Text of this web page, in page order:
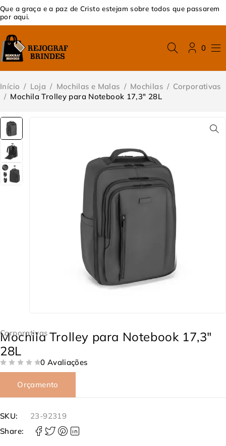
Que a graça e a paz de Cristo estejam sobre todos que passarem
por aqui.
0
Início / Loja / Mochilas e Malas / Mochilas / Corporativas
/ Mochila Trolley para Notebook 17,3″ 28L
Corporativas
Mochila Trolley para Notebook 17,3″
28L
0 Avaliações
Orçamento
SKU:
23-92319
Share: